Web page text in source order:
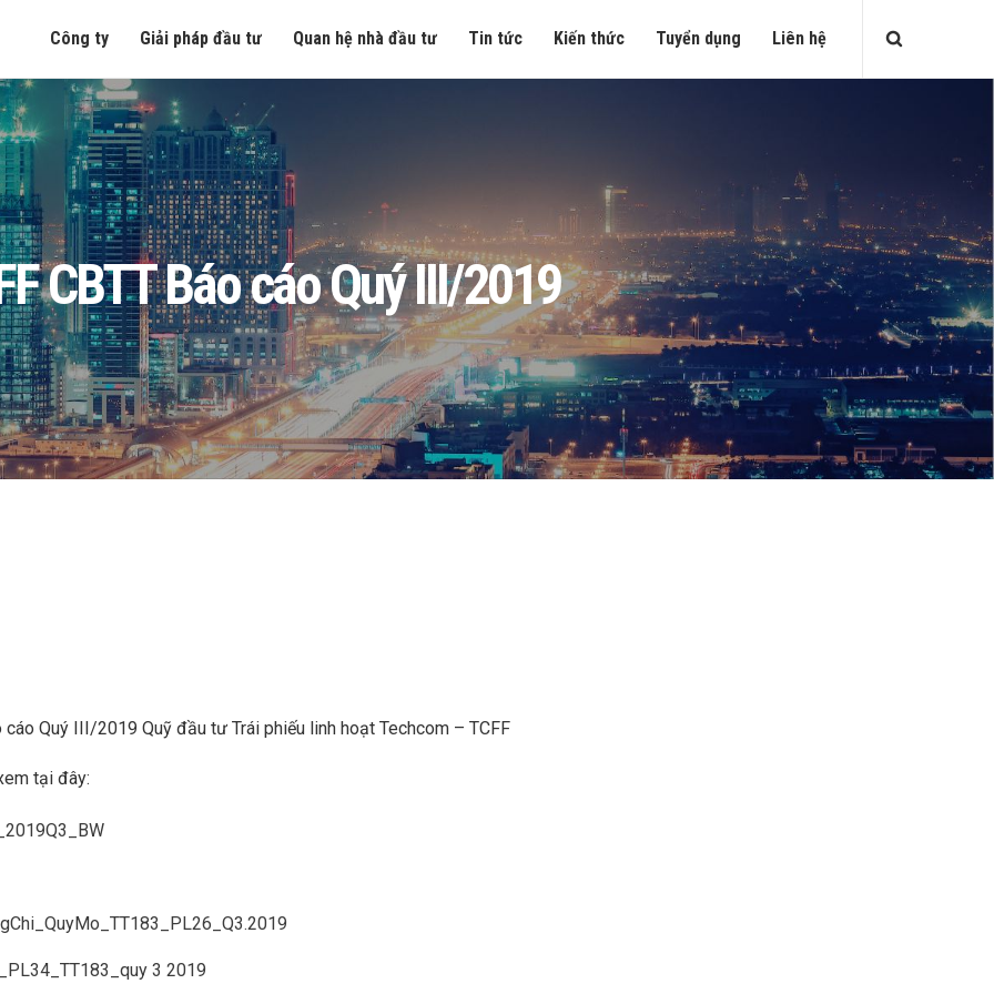
Công ty Giải pháp đầu tư Quan hệ nhà đầu tư Tin tức Kiến thức Tuyển dụng Liên hệ
CBTT Báo cáo Quý III/2019
Quý III/2019 Quỹ đầu tư Trái phiếu linh hoạt Techcom – TCFF
tại đây:
3 2019